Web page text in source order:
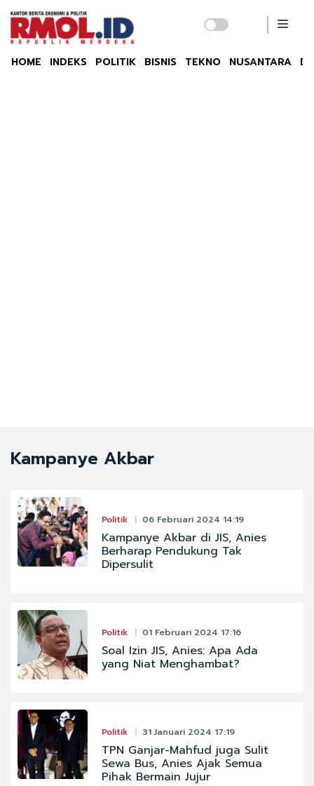
HOME INDEKS POLITIK BISNIS TEKNO NUSANTARA
Kampanye Akbar
Politik 06 Februari 2024 14:19
Kampanye Akbar di JIS, Anies
Berharap Pendukung Tak
Dipersulit
Politik 01 Februari 2024 17:16
Soal Izin JIS, Anies: Apa Ada
yang Niat Menghambat?
Politik 31 Januari 2024 17:19
TPN Ganjar-Mahfud juga Sulit
Sewa Bus, Anies Ajak Semua
Pihak Bermain Jujur